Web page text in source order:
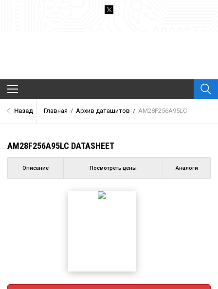
Производители
Назад Главная / Архив даташитов / AM28F256A95LC
AM28F256A95LC DATASHEET
Описание Посмотреть цены Аналоги